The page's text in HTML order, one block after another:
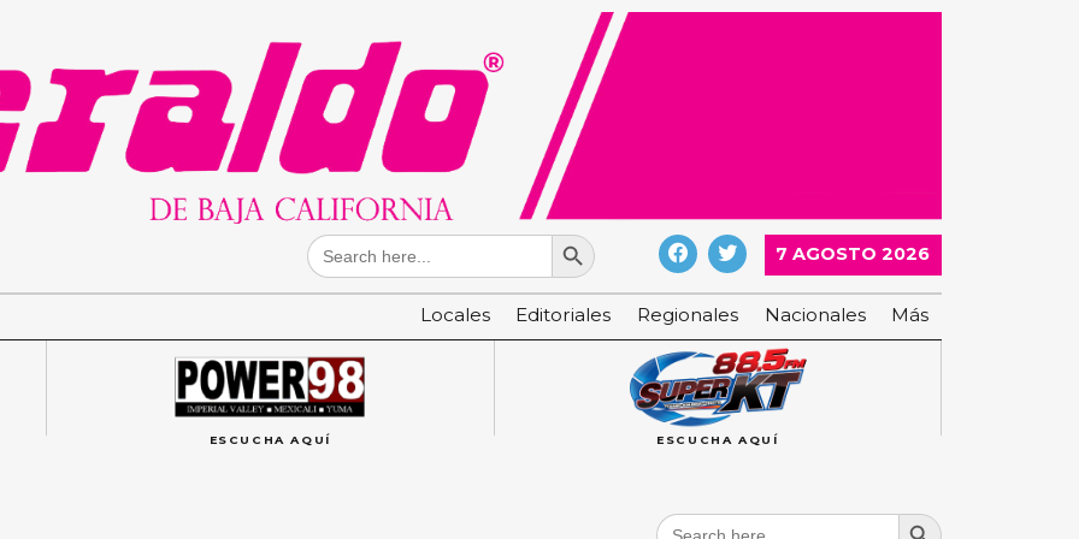
Search
for:
Search Button
7 AGOSTO 2026
Locales Editoriales Regionales Nacionales Más
ESCUCHA AQUÍ ESCUCHA AQUÍ
Search
Search Button